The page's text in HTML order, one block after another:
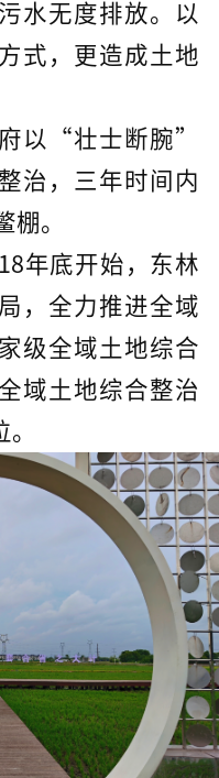
水无度排放。以
式，更造成土地
以“壮士断腕”
治，三年时间内
棚。
年底开始，东林
，全力推进全域
级全域土地综合
域土地综合整治